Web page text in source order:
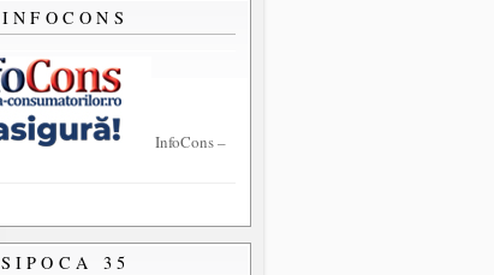
INFOCONS
InfoCons –
SIPOCA 35